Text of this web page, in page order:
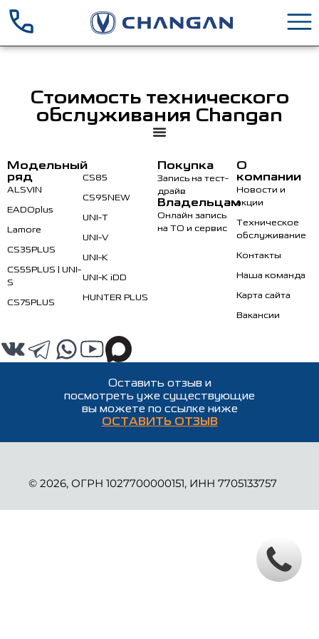
Стоимость технического
обслуживания Changan
Модельный
ряд
ALSVIN
EADOplus
Lamore
CS35PLUS
CS55PLUS | UNI-
S
CS75PLUS
CS85
CS95NEW
UNI-T
UNI-V
UNI-K
UNI-K iDD
HUNTER PLUS
Покупка
Запись на тест-
драйв
Владельцам
Онлайн запись
на ТО и сервис
О
компании
Новости и
акции
Техническое
обслуживание
Контакты
Наша команда
Карта сайта
Вакансии
Оставить отзыв и
посмотреть уже существующие
вы можете по ссылке ниже
ОСТАВИТЬ ОТЗЫВ
© 2026, ОГРН 1027700000151, ИНН 7705133757